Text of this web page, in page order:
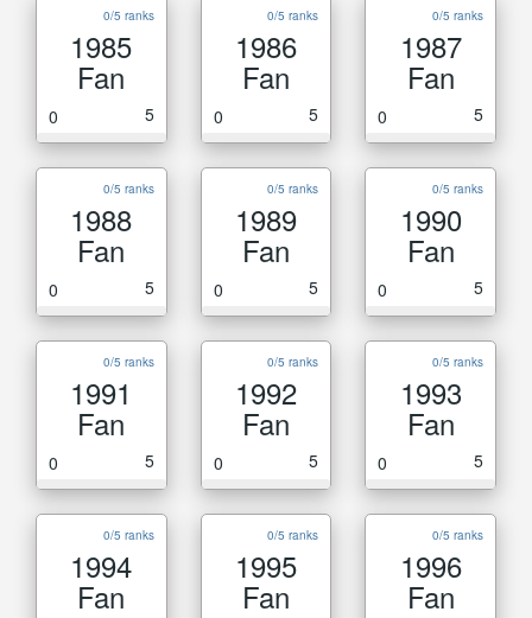
0/5 ranks
1985
Fan
0 5
0/5 ranks
1986
Fan
0 5
0/5 ranks
1987
Fan
0 5
0/5 ranks
1988
Fan
0 5
0/5 ranks
1989
Fan
0 5
0/5 ranks
1990
Fan
0 5
0/5 ranks
1991
Fan
0 5
0/5 ranks
1992
Fan
0 5
0/5 ranks
1993
Fan
0 5
0/5 ranks
1994
Fan
0/5 ranks
1995
Fan
0/5 ranks
1996
Fan